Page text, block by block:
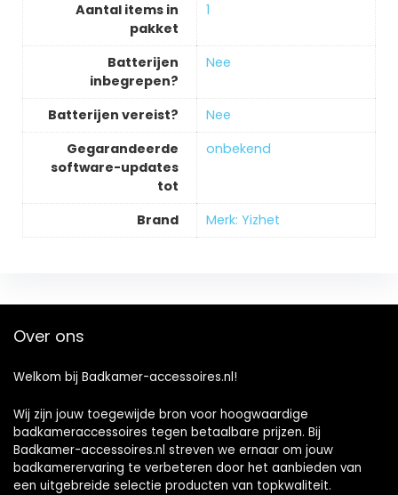
Aantal items in
pakket
‎1
Batterijen
inbegrepen?
‎Nee
Batterijen vereist?
‎Nee
Gegarandeerde
software-updates
tot
‎onbekend
Brand Merk: Yizhet
Over ons
Welkom bij Badkamer-accessoires.nl!
Wij zijn jouw toegewijde bron voor hoogwaardige
badkameraccessoires tegen betaalbare prijzen. Bij
Badkamer-accessoires.nl streven we ernaar om jouw
badkamerervaring te verbeteren door het aanbieden van
een uitgebreide selectie producten van topkwaliteit.